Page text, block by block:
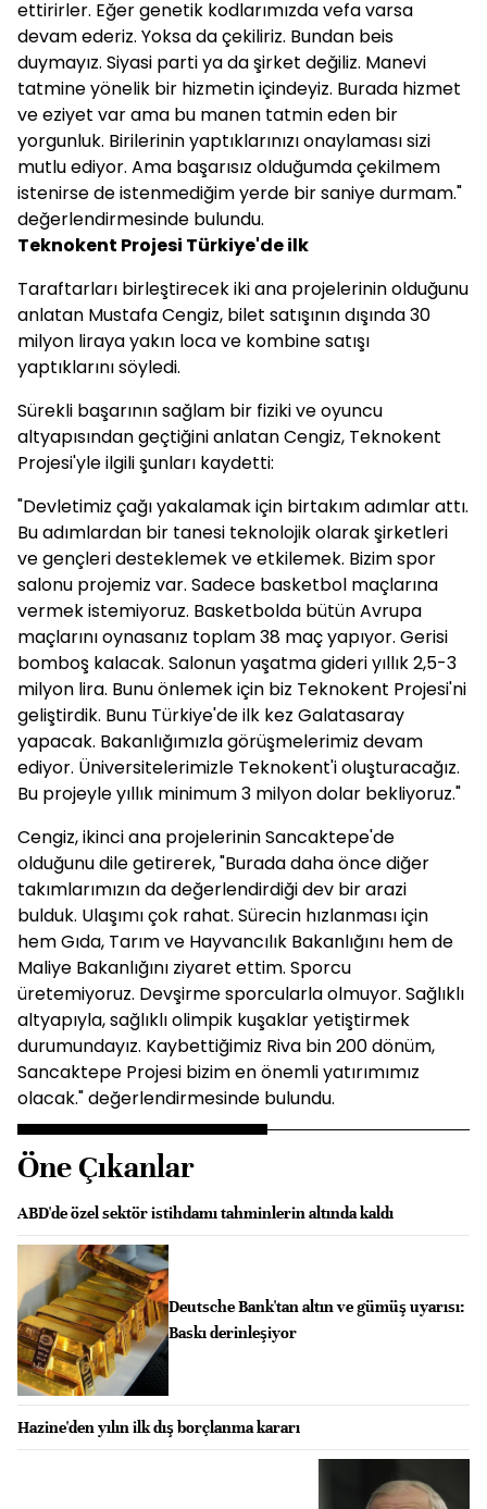
ettirirler. Eğer genetik kodlarımızda vefa varsa
devam ederiz. Yoksa da çekiliriz. Bundan beis
duymayız. Siyasi parti ya da şirket değiliz. Manevi
tatmine yönelik bir hizmetin içindeyiz. Burada hizmet
ve eziyet var ama bu manen tatmin eden bir
yorgunluk. Birilerinin yaptıklarınızı onaylaması sizi
mutlu ediyor. Ama başarısız olduğumda çekilmem
istenirse de istenmediğim yerde bir saniye durmam."
değerlendirmesinde bulundu.
Teknokent Projesi Türkiye'de ilk
Taraftarları birleştirecek iki ana projelerinin olduğunu
anlatan Mustafa Cengiz, bilet satışının dışında 30
milyon liraya yakın loca ve kombine satışı
yaptıklarını söyledi.
Sürekli başarının sağlam bir fiziki ve oyuncu
altyapısından geçtiğini anlatan Cengiz, Teknokent
Projesi'yle ilgili şunları kaydetti:
"Devletimiz çağı yakalamak için birtakım adımlar attı.
Bu adımlardan bir tanesi teknolojik olarak şirketleri
ve gençleri desteklemek ve etkilemek. Bizim spor
salonu projemiz var. Sadece basketbol maçlarına
vermek istemiyoruz. Basketbolda bütün Avrupa
maçlarını oynasanız toplam 38 maç yapıyor. Gerisi
bomboş kalacak. Salonun yaşatma gideri yıllık 2,5-3
milyon lira. Bunu önlemek için biz Teknokent Projesi'ni
geliştirdik. Bunu Türkiye'de ilk kez Galatasaray
yapacak. Bakanlığımızla görüşmelerimiz devam
ediyor. Üniversitelerimizle Teknokent'i oluşturacağız.
Bu projeyle yıllık minimum 3 milyon dolar bekliyoruz."
Cengiz, ikinci ana projelerinin Sancaktepe'de
olduğunu dile getirerek, "Burada daha önce diğer
takımlarımızın da değerlendirdiği dev bir arazi
bulduk. Ulaşımı çok rahat. Sürecin hızlanması için
hem Gıda, Tarım ve Hayvancılık Bakanlığını hem de
Maliye Bakanlığını ziyaret ettim. Sporcu
üretemiyoruz. Devşirme sporcularla olmuyor. Sağlıklı
altyapıyla, sağlıklı olimpik kuşaklar yetiştirmek
durumundayız. Kaybettiğimiz Riva bin 200 dönüm,
Sancaktepe Projesi bizim en önemli yatırımımız
olacak." değerlendirmesinde bulundu.
Öne Çıkanlar
ABD'de özel sektör istihdamı tahminlerin altında kaldı
Deutsche Bank'tan altın ve gümüş uyarısı:
Baskı derinleşiyor
Hazine'den yılın ilk dış borçlanma kararı